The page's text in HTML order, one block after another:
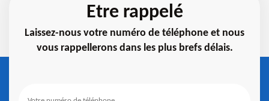
Etre rappelé
Laissez-nous votre numéro de téléphone et nous
vous rappellerons dans les plus brefs délais.